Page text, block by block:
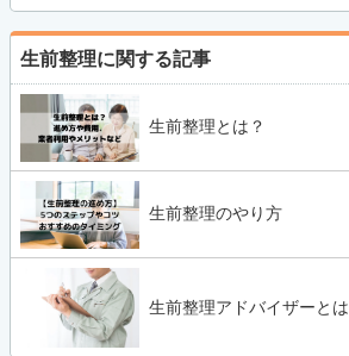
生前整理に関する記事
生前整理とは？
生前整理のやり方
生前整理アドバイザーとは